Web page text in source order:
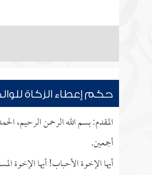
حكم إعطاء الزكاة
المقدم: بسم الله الرحمن الرحيم،
أجمعين.
أيها الإخوة الأحباب! أيها الإخوة